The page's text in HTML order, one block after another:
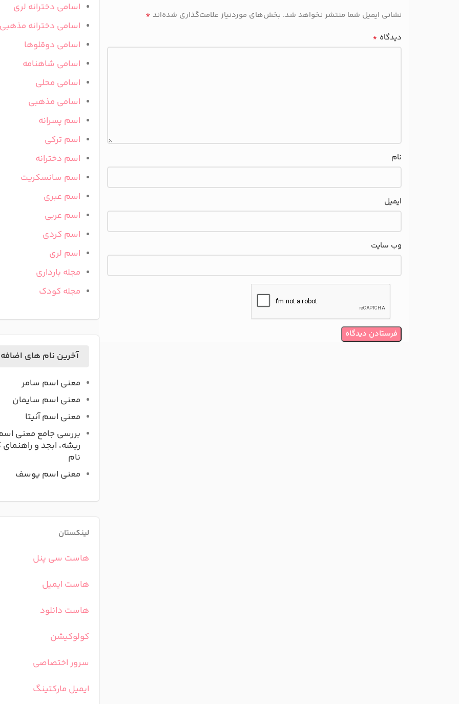
نشانی ایمیل شما منتشر نخواهد شد. بخش‌های موردنیاز علامت‌گذاری شده‌اند *
دیدگاه *
نام
ایمیل
وب‌ سایت
اسامی دخترانه لری
اسامی دخترانه مذهبی
اسامی دوقلوها
اسامی شاهنامه
اسامی محلی
اسامی مذهبی
اسم پسرانه
اسم ترکی
اسم دخترانه
اسم سانسکریت
اسم عبری
اسم عربی
اسم کردی
اسم لری
مجله بارداری
مجله کودک
آخرین نام های
معنی اسم سامر
معنی اسم سایمان
معنی اسم آنیتا
بررسی جامع معنی
ریشه، ابجد و
نام
معنی اسم یوسف
لینکستان
هاست سی پنل
هاست ایمیل
هاست دانلود
کولوکیشن
سرور اختصاصی
ایمیل مارکتینگ